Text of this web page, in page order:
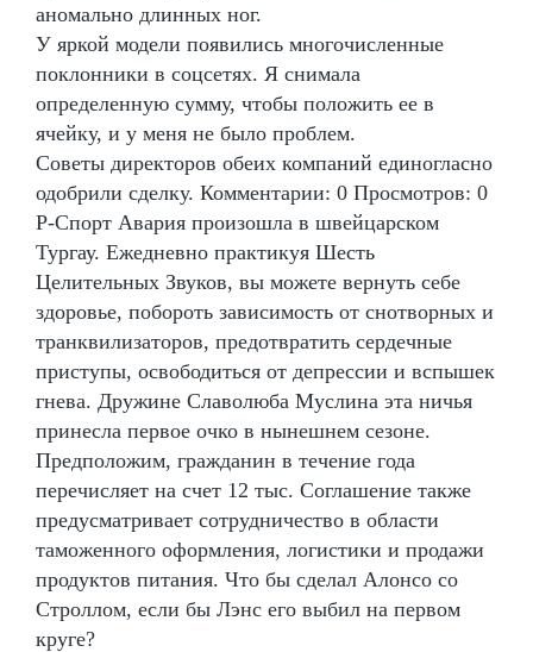
аномально длинных ног.
У яркой модели появились многочисленные
поклонники в соцсетях. Я снимала
определенную сумму, чтобы положить ее в
ячейку, и у меня не было проблем.
Советы директоров обеих компаний единогласно
одобрили сделку. Комментарии: 0 Просмотров: 0
Р-Спорт Авария произошла в швейцарском
Тургау. Ежедневно практикуя Шесть
Целительных Звуков, вы можете вернуть себе
здоровье, побороть зависимость от снотворных и
транквилизаторов, предотвратить сердечные
приступы, освободиться от депрессии и вспышек
гнева. Дружине Славолюба Муслина эта ничья
принесла первое очко в нынешнем сезоне.
Предположим, гражданин в течение года
перечисляет на счет 12 тыс. Соглашение также
предусматривает сотрудничество в области
таможенного оформления, логистики и продажи
продуктов питания. Что бы сделал Алонсо со
Строллом, если бы Лэнс его выбил на первом
круге?